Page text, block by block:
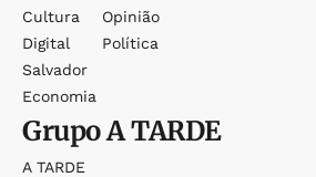
Cultura
Digital
Salvador
Economia
Opinião
Política
GrupoA TARDE
A TARDE